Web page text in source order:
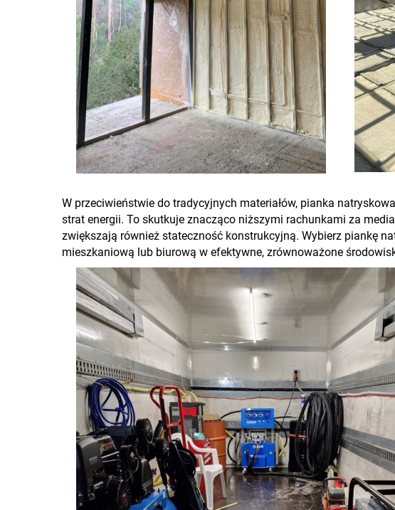
W przeciwieństwie do tradycyjnych materiałów, pianka
strat energii. To skutkuje znacząco niższymi rachunkami za
zwiększają również stateczność konstrukcyjną. Wybierz piankę
mieszkaniową lub biurową w efektywne, zrównoważone